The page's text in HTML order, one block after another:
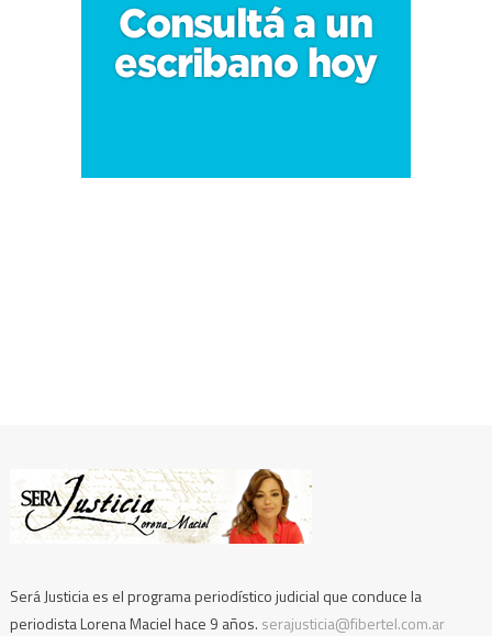
Será Justicia es el programa periodístico judicial que conduce la
periodista Lorena Maciel hace 9 años. serajusticia@fibertel.com.ar